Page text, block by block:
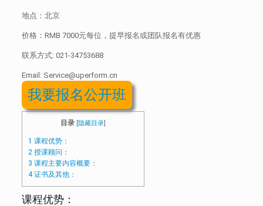
地点：北京
价格：RMB 7000元每位，提早报名或团队报名有优惠
联系方式: 021-34753688
Email: Service@uperform.cn
我要报名公开班
目录 [隐藏目录]
1 课程优势：
2授课顾问：
3 课程主要内容概要：
4证书及其他：
课程优势：